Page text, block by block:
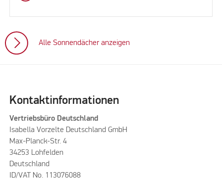
Alle Sonnendächer anzeigen
Kontaktinformationen
Vertriebsbüro Deutschland
Isabella Vorzelte Deutschland GmbH
Max-Planck-Str. 4
34253 Lohfelden
Deutschland
ID/VAT No. 113076088